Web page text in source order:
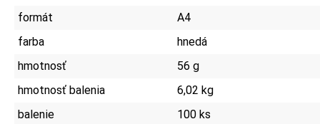
formát
A4
farba
hnedá
hmotnosť
56 g
hmotnosť balenia
6,02 kg
balenie
100 ks